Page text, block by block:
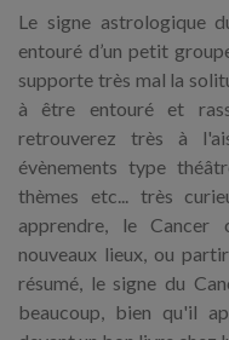
Le signe astrologique
entouré d’un petit
supporte très mal la
à être entouré et
retrouverez très à
évènements type
thèmes etc... très
apprendre, le
nouveaux lieux, ou
résumé, le signe du
beaucoup, bien qu'il